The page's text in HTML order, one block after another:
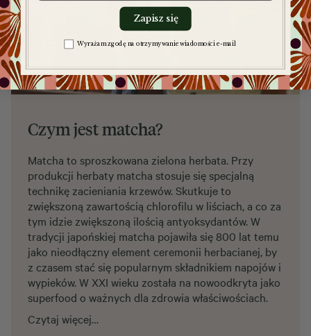
Czym jest matcha?
Matcha to sproszkowana zielona herbata. Przy
produkcji herbaty matcha stosuje się specjalną
technikę zacieniania krzewów. Skutkuje to
zwiększoną zawartością chlorofilu w liściach, a co za
tym idzie zwiększoną ilością antyoksydantów. W
tradycji japońskiej matcha pojawiła się 800 lat temu
jako nieodłączny element ceremonii herbacianej, by
z czasem stać się popularnym składnikiem napojów i
wypieków. W XXI wieku została na nowoodkryta jako
superfood o ważnych dla zdrowia właściwościach.
Czytaj więcej…
Zapisz się
Zgoda na komunikację
Wyrażam zgodę na otrzymywanie wiadomości e-mail